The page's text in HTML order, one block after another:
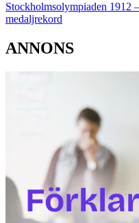
Stockholmsolympiaden 1912
medaljrekord
ANNONS